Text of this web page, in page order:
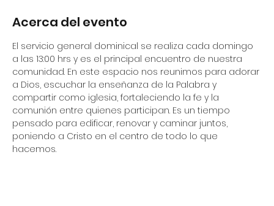
Acerca del evento
El servicio general dominical se realiza cada domingo
a las 13:00 hrs y es el principal encuentro de nuestra
comunidad. En este espacio nos reunimos para adorar
a Dios, escuchar la enseñanza de la Palabra y
compartir como iglesia, fortaleciendo la fe y la
comunión entre quienes participan. Es un tiempo
pensado para edificar, renovar y caminar juntos,
poniendo a Cristo en el centro de todo lo que
hacemos.